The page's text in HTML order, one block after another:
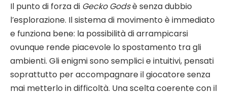
Il punto di forza di Gecko Godsè senza dubbio
l’esplorazione. Il sistema di movimento è immediato
e funziona bene: la possibilità di arrampicarsi
ovunque rende piacevole lo spostamento tra gli
ambienti. Gli enigmi sono semplici e intuitivi, pensati
soprattutto per accompagnare il giocatore senza
mai metterlo in difficoltà. Una scelta coerente con il